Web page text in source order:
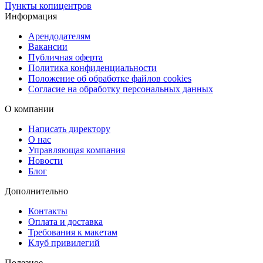
Выбор материалов
Картон: Для прочной упаковки, которая хорошо защищает
содержимое и имеет красивый внешний вид.
Крафт-бумага: Для натурального и экологичного
оформления. Подходит для упаковки подарков с акцентом
на устойчивость.
Гофрокартон
Декоративные бумаги
создания эксклюзивного дизайна.
Сроки изготовления
поэтому предлагаем два варианта:
Стандартное изготовление — 24 часа
Пункты копицентров
Информация
Арендодателям
Вакансии
Публичная оферта
Политика конфиденциальности
Положение об обработке файлов cookies
Согласие на обработку персональных данных
О компании
Написать директору
О нас
Управляющая компания
Новости
Блог
Дополнительно
Контакты
Оплата и доставка
Требования к макетам
Клуб привилегий